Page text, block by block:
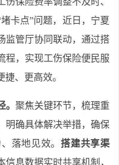
卡点”问题，近日，宁夏
监管厅协同联动，通过搭
程，实现工伤保险便民服
、更高效。
聚焦关键环节，梳理重
明确具体解决举措，确保
落地见效。搭建共享渠
信息数据实时共享机制，